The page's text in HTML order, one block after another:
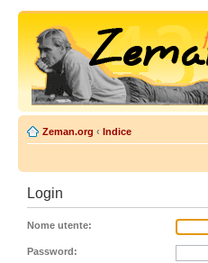
Zeman.org ‹ Indice
Login
Nome utente:
Password: